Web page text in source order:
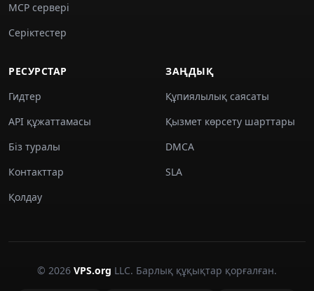
MCP сервері
Серіктестер
РЕСУРСТАР
Гидтер
API құжаттамасы
Біз туралы
Контакттар
Қолдау
ЗАҢДЫҚ
Құпиялылық саясаты
Қызмет көрсету шарттары
DMCA
SLA
© 2026 VPS.org LLC. Барлық құқықтар қорғалған.